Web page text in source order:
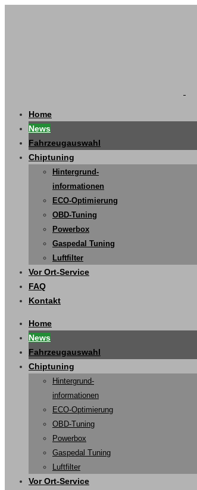
Home
News
Fahrzeugauswahl
Chiptuning
Hintergrund-
informationen
ECO-Optimierung
OBD-Tuning
Powerbox
Gaspedal Tuning
Luftfilter
Vor Ort-Service
FAQ
Kontakt
Home
News
Fahrzeugauswahl
Chiptuning
Hintergrund-
informationen
ECO-Optimierung
OBD-Tuning
Powerbox
Gaspedal Tuning
Luftfilter
Vor Ort-Service